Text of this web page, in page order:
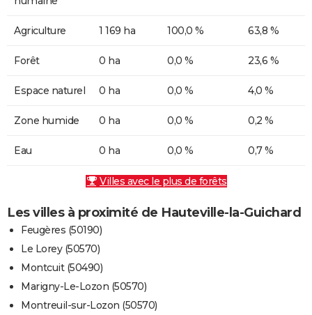
Agriculture 1 169 ha 100,0 % 63,8 %
Forêt 0 ha 0,0 % 23,6 %
Espace naturel 0 ha 0,0 % 4,0 %
Zone humide 0 ha 0,0 % 0,2 %
Eau 0 ha 0,0 % 0,7 %
Villes avec le plus de forêts
Les villes à proximité de Hauteville-la-Guichard
Feugères (50190)
Le Lorey (50570)
Montcuit (50490)
Marigny-Le-Lozon (50570)
Montreuil-sur-Lozon (50570)